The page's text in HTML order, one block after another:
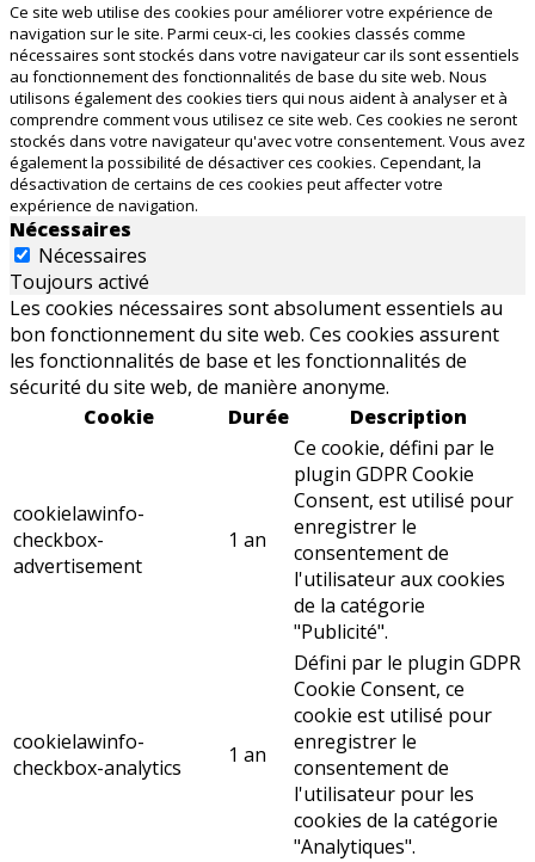
Ce site web utilise des cookies pour améliorer votre expérience de
navigation sur le site. Parmi ceux-ci, les cookies classés comme
nécessaires sont stockés dans votre navigateur car ils sont essentiels
au fonctionnement des fonctionnalités de base du site web. Nous
utilisons également des cookies tiers qui nous aident à analyser et à
comprendre comment vous utilisez ce site web. Ces cookies ne seront
stockés dans votre navigateur qu'avec votre consentement. Vous avez
également la possibilité de désactiver ces cookies. Cependant, la
désactivation de certains de ces cookies peut affecter votre
expérience de navigation.
Nécessaires
Nécessaires
Toujours activé
Les cookies nécessaires sont absolument essentiels au
bon fonctionnement du site web. Ces cookies assurent
les fonctionnalités de base et les fonctionnalités de
sécurité du site web, de manière anonyme.
Cookie
Durée Description
cookielawinfo-
checkbox-
advertisement
1 an
Ce cookie, défini par le
plugin GDPR Cookie
Consent, est utilisé pour
enregistrer le
consentement de
l'utilisateur aux cookies
de la catégorie
"Publicité".
cookielawinfo-
checkbox-analytics
1 an
Défini par le plugin GDPR
Cookie Consent, ce
cookie est utilisé pour
enregistrer le
consentement de
l'utilisateur pour les
cookies de la catégorie
"Analytiques".